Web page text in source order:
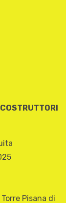
Pisana di